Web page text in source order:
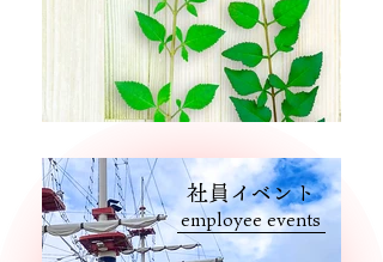
社員イベント
employee events